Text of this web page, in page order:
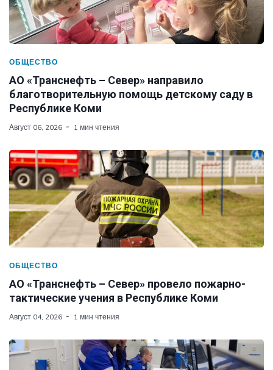
ОБЩЕСТВО
АО «Транснефть – Север» направило
благотворительную помощь детскому саду в
Республике Коми
Август 06, 2026 1 мин чтения
ОБЩЕСТВО
АО «Транснефть – Север» провело пожарно-
тактические учения в Республике Коми
Август 04, 2026 1 мин чтения